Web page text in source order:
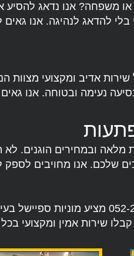
משפחה? אנו נדאג
להדאג לנהיגה. אנו גאים
אדיב ומקצועי מצוות
נעימה ובטוחה. אנו
מלאה ובמחירים הוגנים.
שלכם. אנו מחויבים לספק
שירות מוניות רחובות אסף טלפון 052-2782218
שירות אמין ומקצועי